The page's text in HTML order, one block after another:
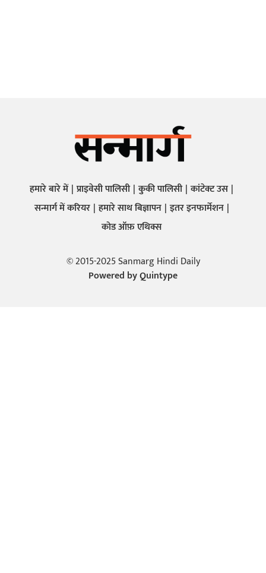
हमारे बारे में प्राइवेसी पालिसी कुकी पालिसी कांटेक्ट उस
सन्मार्ग में करियर हमारे साथ बिज्ञापन इतर इनफार्मेशन
कोड ऑफ़ एथिक्स
© 2015-2025 Sanmarg Hindi Daily
Powered byQuintype